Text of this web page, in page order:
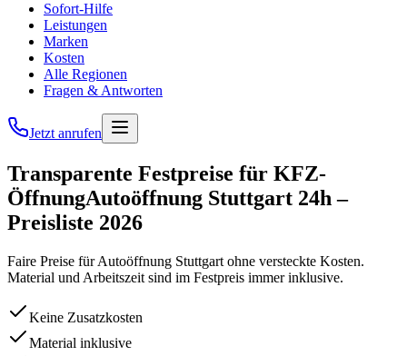
Sofort-Hilfe
Leistungen
Marken
Kosten
Alle Regionen
Fragen & Antworten
Jetzt anrufen
Transparente Festpreise für KFZ-
ÖffnungAutoöffnung Stuttgart 24h –
Preisliste 2026
Faire Preise für Autoöffnung Stuttgart ohne versteckte Kosten.
Material und Arbeitszeit sind im Festpreis immer inklusive.
Keine Zusatzkosten
Material inklusive